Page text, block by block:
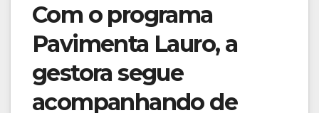
Com o programa
Pavimenta Lauro, a
gestora segue
acompanhando de